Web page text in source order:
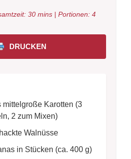
30 mins| Portionen: 4
DRUCKEN
mittelgroße Karotten (3
2 zum Mixen)
Walnüsse
in Stücken (ca. 400 g)